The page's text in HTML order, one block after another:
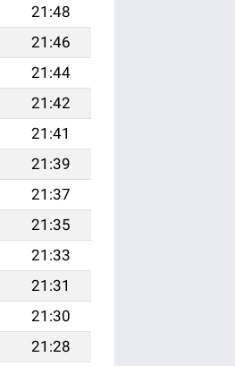
21:48
21:46
21:44
21:42
21:41
21:39
21:37
21:35
21:33
21:31
21:30
21:28